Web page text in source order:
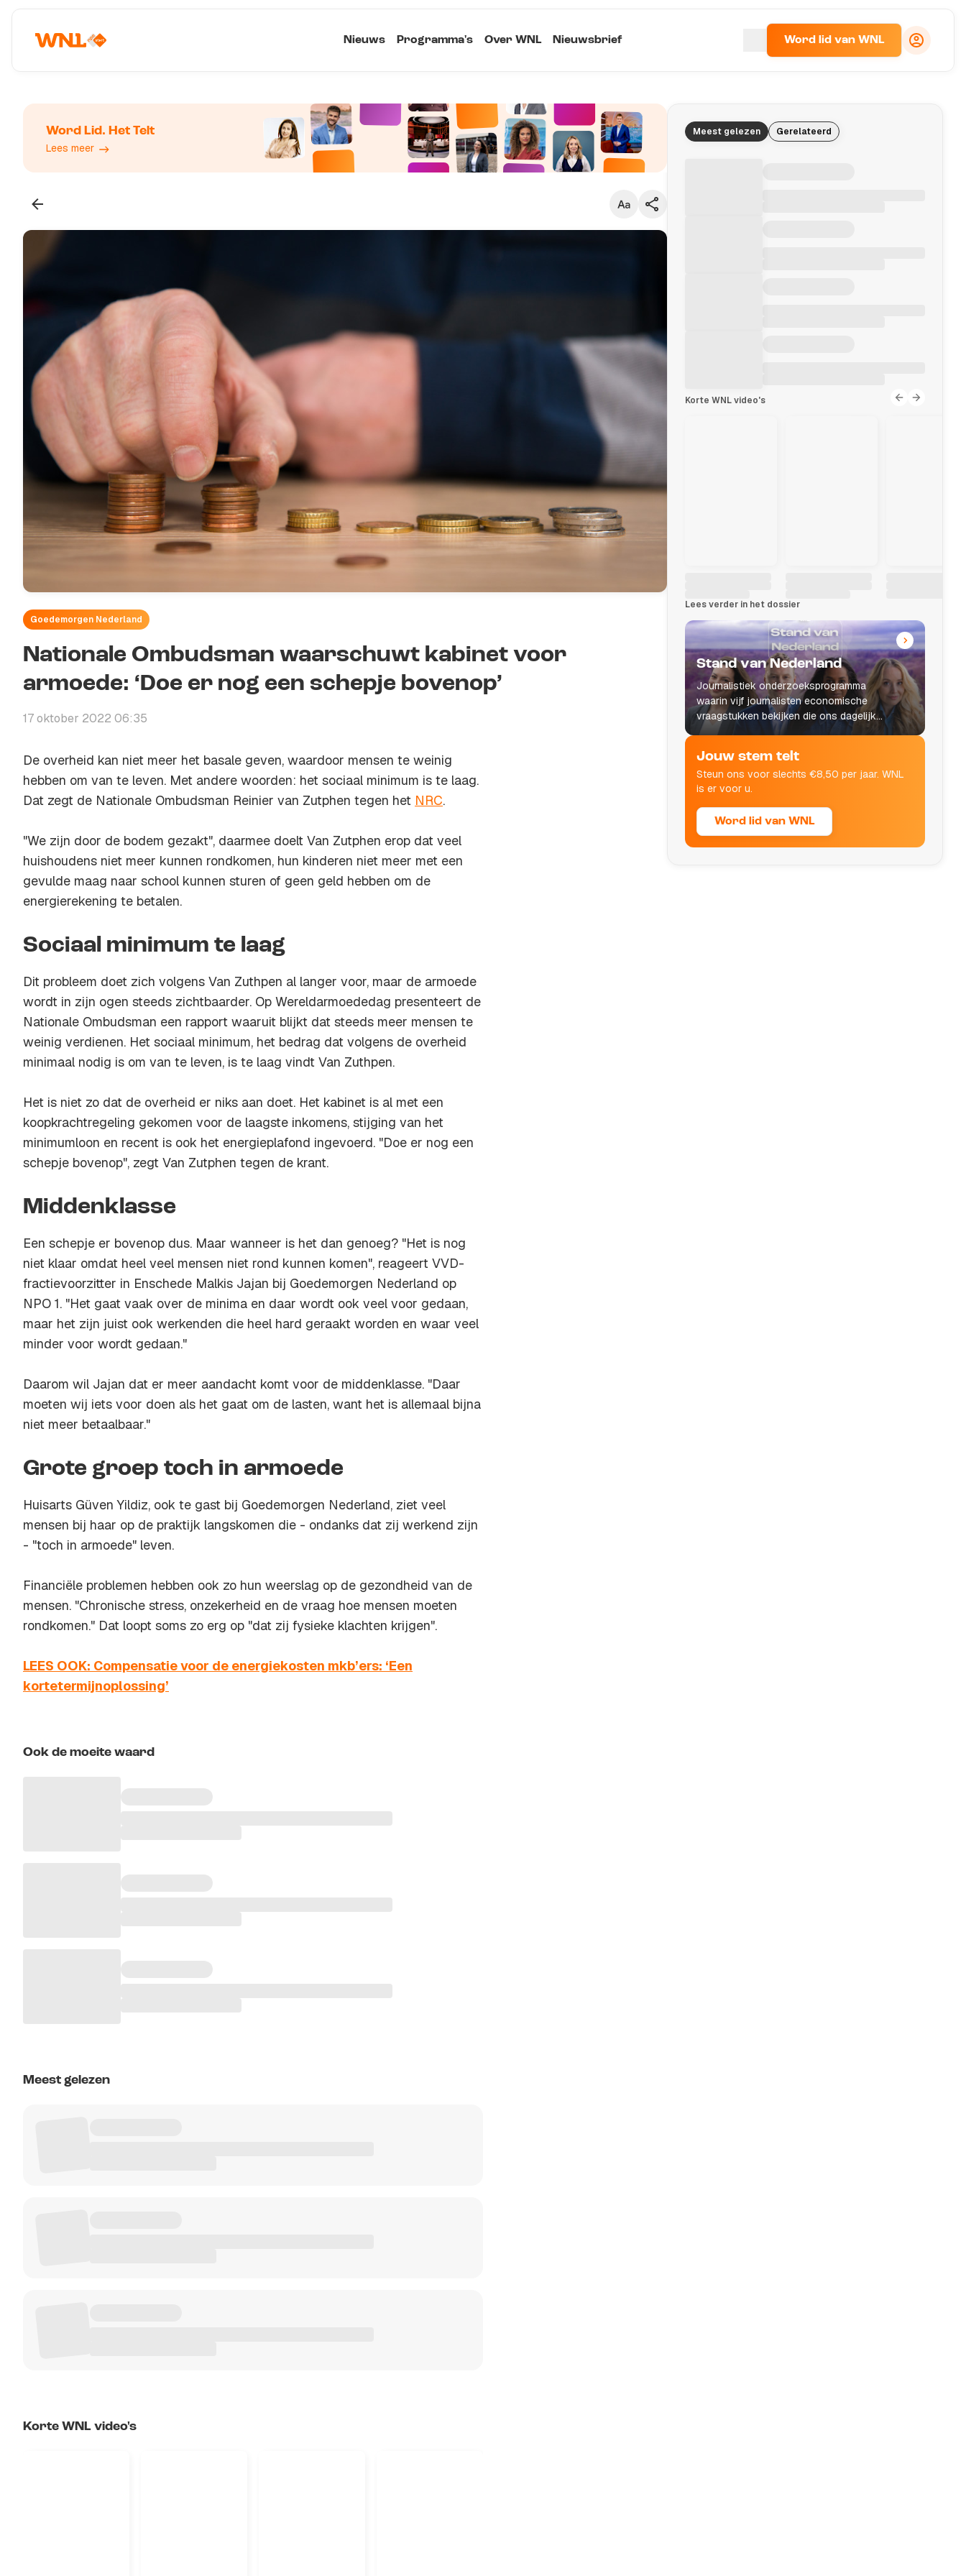
Nieuws Programma's Over WNL Nieuwsbrief Word lid van WNL
Word Lid. Het Telt
Lees meer
Goedemorgen Nederland
Nationale Ombudsman waarschuwt kabinet voor
armoede: ‘Doe er nog een schepje bovenop’
17 oktober 2022 06:35
De overheid kan niet meer het basale geven, waardoor mensen te weinig
hebben om van te leven. Met andere woorden: het sociaal minimum is te laag.
Dat zegt de Nationale Ombudsman Reinier van Zutphen tegen het NRC.
"We zijn door de bodem gezakt", daarmee doelt Van Zutphen erop dat veel
huishoudens niet meer kunnen rondkomen, hun kinderen niet meer met een
gevulde maag naar school kunnen sturen of geen geld hebben om de
energierekening te betalen.
Sociaal minimum te laag
Dit probleem doet zich volgens Van Zuthpen al langer voor, maar de armoede
wordt in zijn ogen steeds zichtbaarder. Op Wereldarmoededag presenteert de
Nationale Ombudsman een rapport waaruit blijkt dat steeds meer mensen te
weinig verdienen. Het sociaal minimum, het bedrag dat volgens de overheid
minimaal nodig is om van te leven, is te laag vindt Van Zuthpen.
Het is niet zo dat de overheid er niks aan doet. Het kabinet is al met een
koopkrachtregeling gekomen voor de laagste inkomens, stijging van het
minimumloon en recent is ook het energieplafond ingevoerd. "Doe er nog een
schepje bovenop", zegt Van Zutphen tegen de krant.
Middenklasse
Een schepje er bovenop dus. Maar wanneer is het dan genoeg? "Het is nog
niet klaar omdat heel veel mensen niet rond kunnen komen", reageert VVD-
fractievoorzitter in Enschede Malkis Jajan bij Goedemorgen Nederland op
NPO 1. "Het gaat vaak over de minima en daar wordt ook veel voor gedaan,
maar het zijn juist ook werkenden die heel hard geraakt worden en waar veel
minder voor wordt gedaan."
Daarom wil Jajan dat er meer aandacht komt voor de middenklasse. "Daar
moeten wij iets voor doen als het gaat om de lasten, want het is allemaal bijna
niet meer betaalbaar."
Grote groep toch in armoede
Huisarts Güven Yildiz, ook te gast bij Goedemorgen Nederland, ziet veel
mensen bij haar op de praktijk langskomen die - ondanks dat zij werkend zijn
- "toch in armoede" leven.
Financiële problemen hebben ook zo hun weerslag op de gezondheid van de
mensen. "Chronische stress, onzekerheid en de vraag hoe mensen moeten
rondkomen." Dat loopt soms zo erg op "dat zij fysieke klachten krijgen".
LEES OOK: Compensatie voor de energiekosten mkb’ers: ‘Een
kortetermijnoplossing’
Ook de moeite waard
Meest gelezen
Korte WNL video's
Meest gelezen Gerelateerd
Korte WNL video's
Lees verder in het dossier
Stand van Nederland
Journalistiek onderzoeksprogramma
waarin vijf journalisten economische
vraagstukken bekijken die ons dagelijks
leven raken.
Jouw stem telt
Steun ons voor slechts €8,50 per jaar. WNL
is er voor u.
Word lid van WNL